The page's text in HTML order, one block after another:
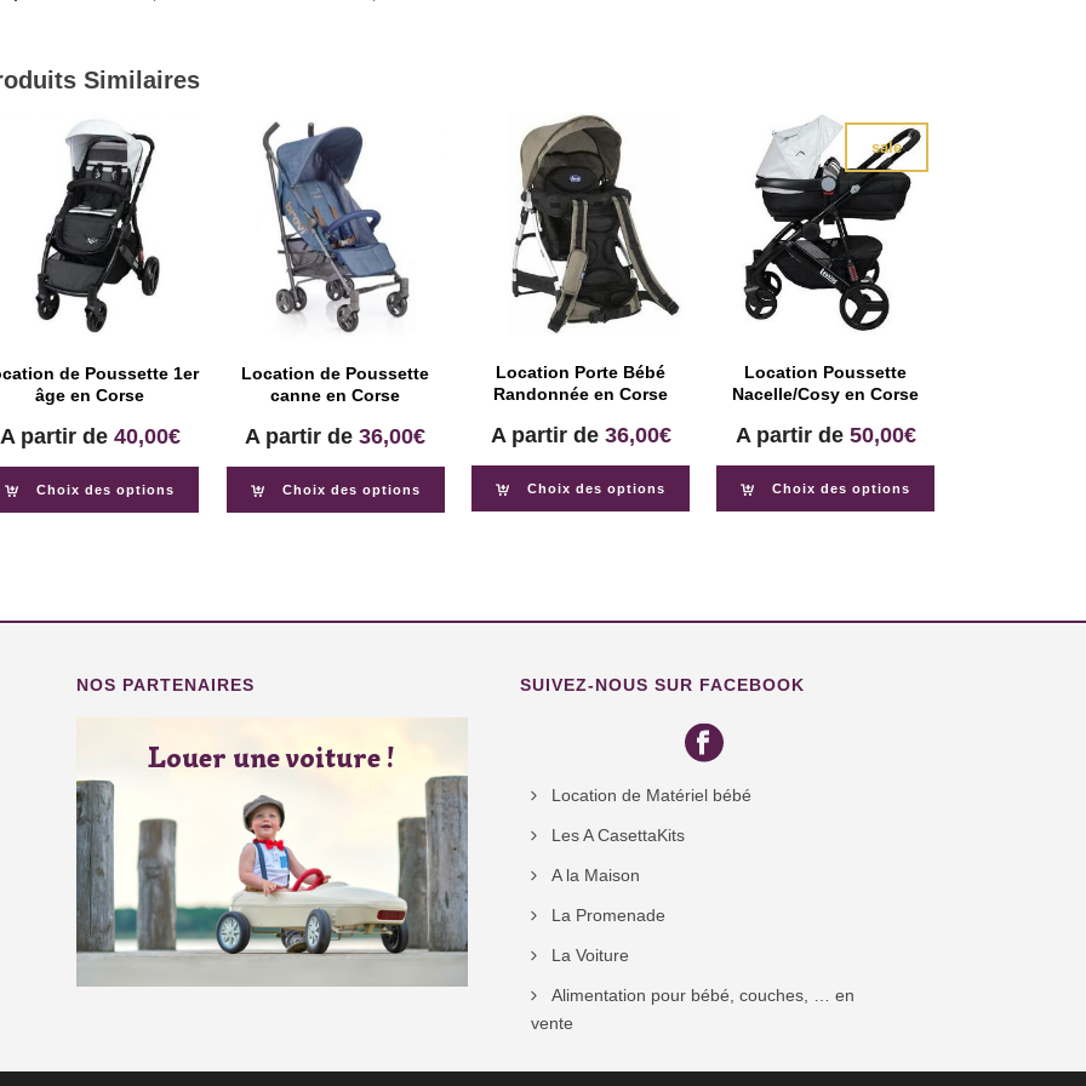
Similaires
de Poussette 1er
âge en Corse
A partir de 40,00€
Choix des options
Location de Poussette
canne en Corse
A partir de36,00€
Choix des options
Location Porte Bébé
Randonnée en Corse
A partir de 36,00€
Choix des options
sale
Location Poussette
Nacelle/Cosy en Corse
A partir de 50,00€
Choix des options
NOS PARTENAIRES
Louer une voiture !
SUIVEZ-NOUS SUR FACEBOOK
Location de Matériel bébé
Les A CasettaKits
A la Maison
La Promenade
La Voiture
Alimentation pour bébé, couches, … en
vente